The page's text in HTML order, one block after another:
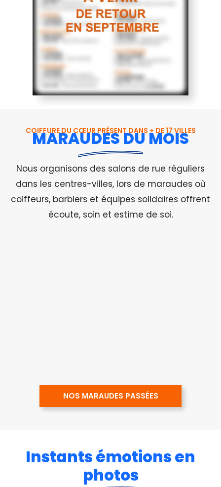
COIFFURE DU CŒUR PRÉSENT DANS + DE 17 VILLES
MARAUDES DU MOIS
Nous organisons des salons de rue réguliers
dans les centres-villes, lors de maraudes où
coiffeurs, barbiers et équipes solidaires offrent
écoute, soin et estime de soi.
NOS MARAUDES PASSÉES
Instants émotions en
photos